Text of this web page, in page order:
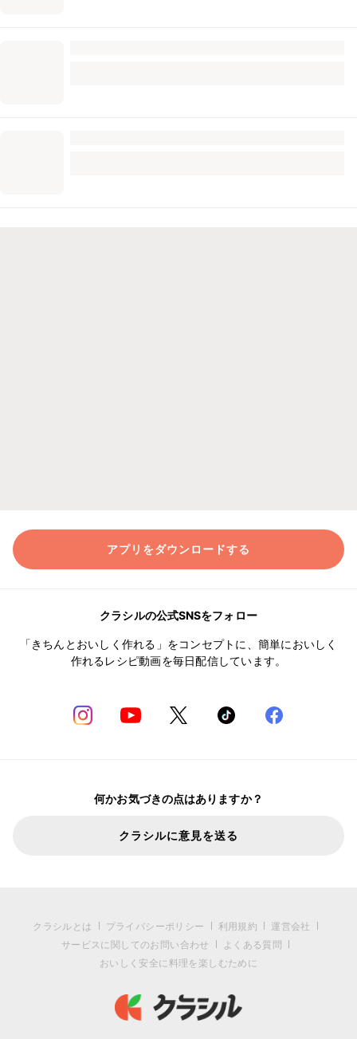
アプリをダウンロードする
クラシルの公式SNSをフォロー
「きちんとおいしく作れる」をコンセプトに、簡単においしく
作れるレシピ動画を毎日配信しています。
何かお気づきの点はありますか？
クラシルに意見を送る
クラシルとは プライバシーポリシー 利用規約
運営会社
サービスに関してのお問い合わせ
よくある質問
おいしく安全に料理を楽しむために